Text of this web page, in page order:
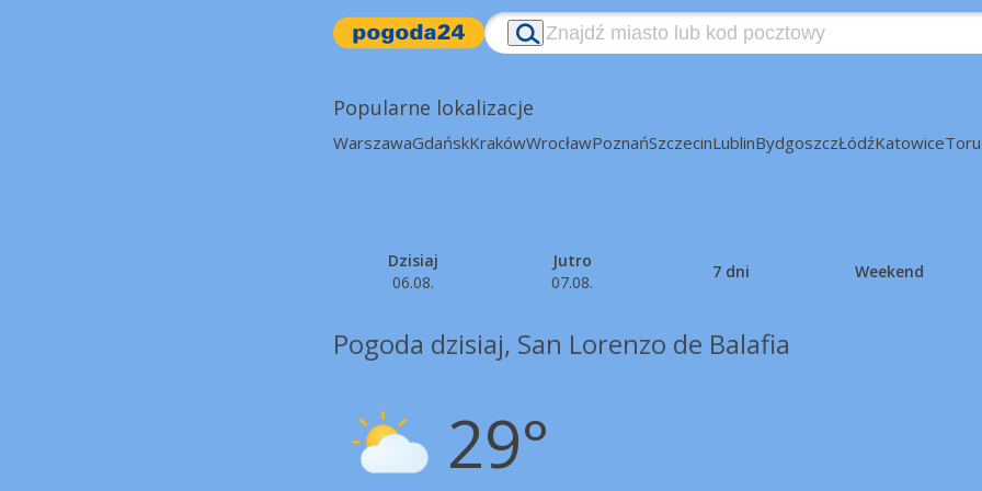
Popularne lokalizacje
WarszawaGdańskKrakówWrocławPoznańSzczecinLublinBydgoszczŁódźKatowice
Dzisiaj
06.08.
Jutro
07.08.
7 dni Weekend
Pogoda dzisiaj, San Lorenzo de Balafia
29°